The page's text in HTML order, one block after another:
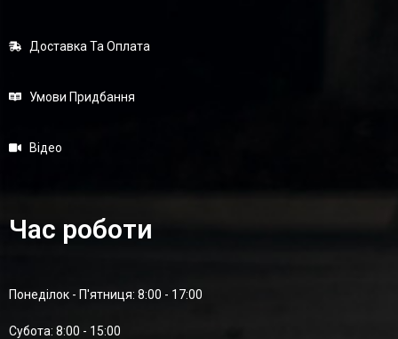
Доставка Та Оплата
Умови Придбання
Відео
Час роботи
Понеділок - П'ятниця: 8:00 - 17:00
Суботa: 8:00 - 15:00